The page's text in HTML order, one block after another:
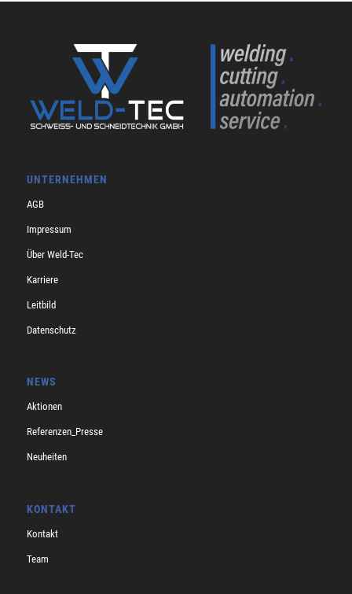
UNTERNEHMEN
AGB
Impressum
Über Weld-Tec
Karriere
Leitbild
Datenschutz
NEWS
Aktionen
Referenzen_Presse
Neuheiten
KONTAKT
Kontakt
Team